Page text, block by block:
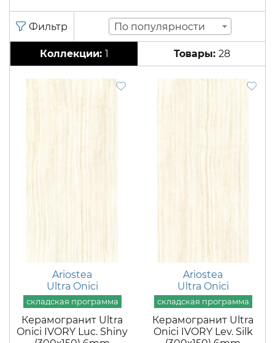
По популярности
1 28
Ariostea
Ultra Onici
Керамогранит Ultra
Onici IVORY Luc. Shiny
Ariostea
Ultra Onici
Керамогранит Ultra
Onici IVORY Lev. Silk